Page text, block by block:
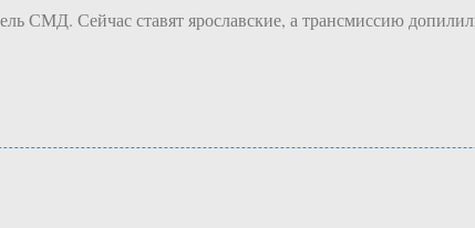
СМД. Сейчас ставят ярославские, а трансмиссию